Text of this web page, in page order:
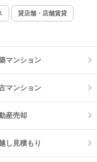
インターネット無料
貸店舗・店舗賃貸
マンション
マンション
産売却
し見積もり